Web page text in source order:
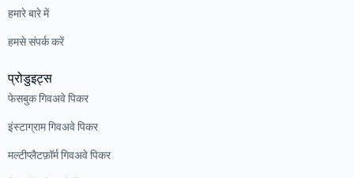
हमारे बारे में
हमसे संपर्क करें
प्रोडुइट्स
फेसबुक गिवअवे पिकर
इंस्टाग्राम गिवअवे पिकर
मल्टीप्लैटफ़ॉर्म गिवअवे पिकर